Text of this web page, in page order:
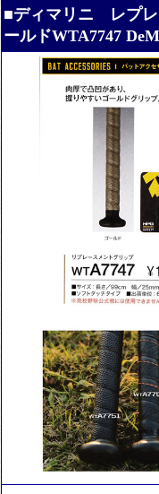
■ディマリニ レプレ
ールドWTA7747